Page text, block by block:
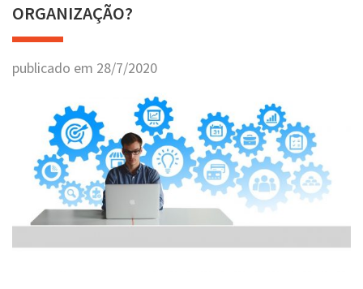
ORGANIZAÇÃO?
publicado em 28/7/2020